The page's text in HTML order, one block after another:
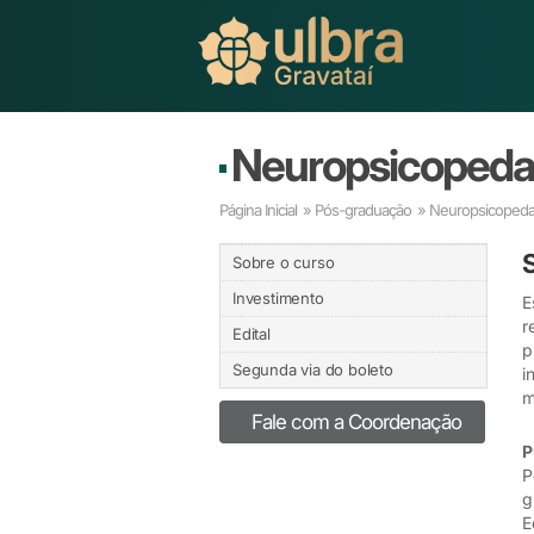
Página Inicial » Pós-graduação »
Sobre o curso
Investimento
Edital
Segunda via do boleto
Fale com a Coordenação